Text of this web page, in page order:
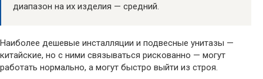
диапазон на их изделия — средний.
Наиболее дешевые инсталляции и подвесные унитазы —
китайские, но с ними связываться рискованно — могут
работать нормально, а могут быстро выйти из строя.